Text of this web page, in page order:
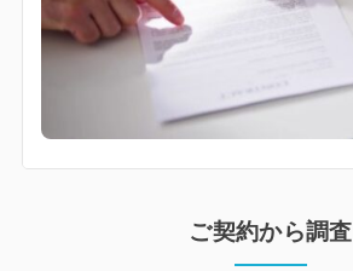
ご契約から調査